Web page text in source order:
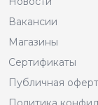
Вакансии
Магазины
Сертификаты
Публичная